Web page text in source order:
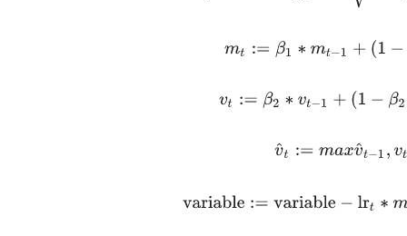
m t:=β 1 ∗mt−1 +(1 −β 1)
v t:=β2 ∗vt− 1+( 1 −β2) ∗g
v^t:= maxv^t−1, vt
variable:=variable− lrt∗ m t/(